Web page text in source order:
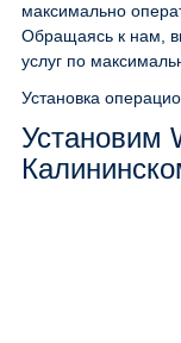
максимально
Обращаясь к нам,
услуг по
Установка
Установим